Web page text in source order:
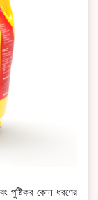
পুষ্টিকর কোন ধরণের